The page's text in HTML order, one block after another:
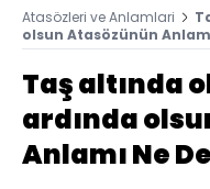
Atasözleri ve Anlamlari
olsun Atasözünün
Taş altında
ardında
Anlamı Ne